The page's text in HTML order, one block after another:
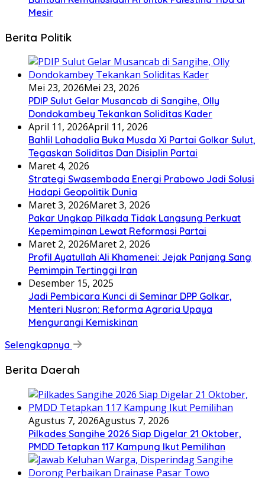
Mesir
Berita Politik
Mei 23, 2026Mei 23, 2026
PDIP Sulut Gelar Musancab di Sangihe, Olly
Dondokambey Tekankan Soliditas Kader
April 11, 2026April 11, 2026
Bahlil Lahadalia Buka Musda Xi Partai Golkar Sulut,
Tegaskan Soliditas Dan Disiplin Partai
Maret 4, 2026
Strategi Swasembada Energi Prabowo Jadi Solusi
Hadapi Geopolitik Dunia
Maret 3, 2026Maret 3, 2026
Pakar Ungkap Pilkada Tidak Langsung Perkuat
Kepemimpinan Lewat Reformasi Partai
Maret 2, 2026Maret 2, 2026
Profil Ayatullah Ali Khamenei: Jejak Panjang Sang
Pemimpin Tertinggi Iran
Desember 15, 2025
Jadi Pembicara Kunci di Seminar DPP Golkar,
Menteri Nusron: Reforma Agraria Upaya
Mengurangi Kemiskinan
Selengkapnya
Berita Daerah
Agustus 7, 2026Agustus 7, 2026
Pilkades Sangihe 2026 Siap Digelar 21 Oktober,
PMDD Tetapkan 117 Kampung Ikut Pemilihan